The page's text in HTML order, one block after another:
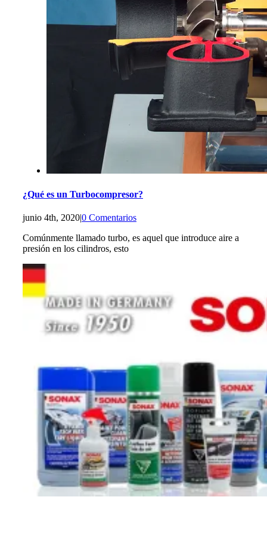
¿Qué es un Turbocompresor?
junio 4th, 2020|0 Comentarios
Comúnmente llamado turbo, es aquel que introduce aire a
presión en los cilindros, esto